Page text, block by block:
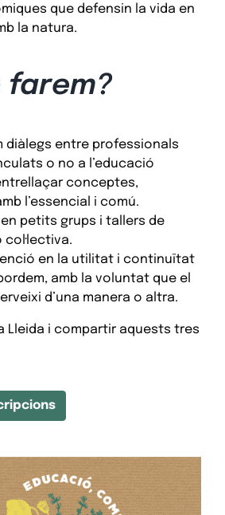
que defensin la vida en
la natura.
farem?
diàlegs entre professionals
o no a l’educació
conceptes,
l’essencial i comú.
petits grups i tallers de
en la utilitat i continuïtat
amb la voluntat que el
d’una manera o altra.
Lleida i compartir aquests tres